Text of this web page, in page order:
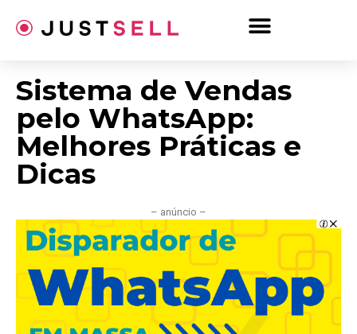
para
Sistema de Vendas
pelo WhatsApp:
Melhores Práticas e
Dicas
– anúncio –